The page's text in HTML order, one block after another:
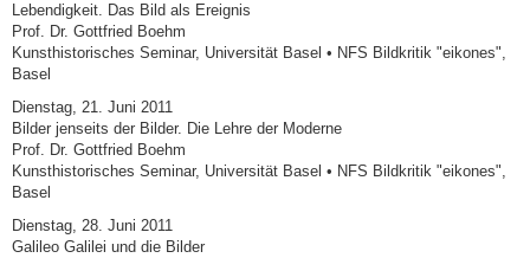
Lebendigkeit. Das Bild als Ereignis
Prof. Dr. Gottfried Boehm
Kunsthistorisches Seminar, Universität Basel • NFS Bildkritik "eikones",
Basel
Dienstag, 21. Juni 2011
Bilder jenseits der Bilder. Die Lehre der Moderne
Prof. Dr. Gottfried Boehm
Kunsthistorisches Seminar, Universität Basel • NFS Bildkritik "eikones",
Basel
Dienstag, 28. Juni 2011
Galileo Galilei und die Bilder